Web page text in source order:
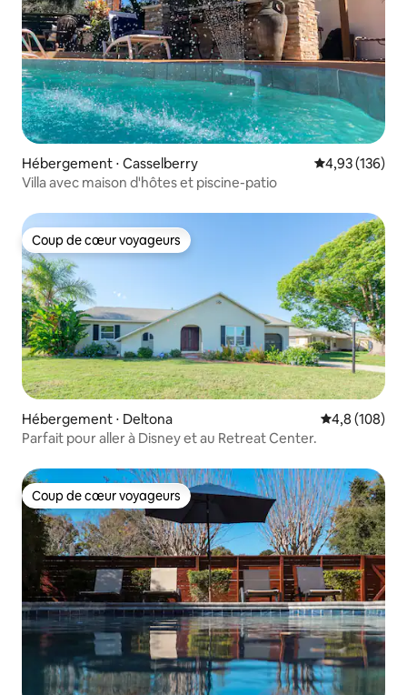
Hébergement ⋅ Casselberry Évaluation
4,93 (136)
Villa avec maison d'hôtes et piscine-patio
Coup de cœur voyageurs
Coup de cœur voyageurs
Hébergement ⋅ Deltona Évaluation
4,8 (108)
Parfait pour aller à Disney et au Retreat Center.
Coup de cœur voyageurs
Coup de cœur voyageurs